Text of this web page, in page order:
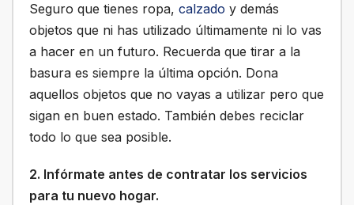
Seguro que tienes ropa, calzado y demás
objetos que ni has utilizado últimamente ni lo vas
a hacer en un futuro. Recuerda que tirar a la
basura es siempre la última opción. Dona
aquellos objetos que no vayas a utilizar pero que
sigan en buen estado. También debes reciclar
todo lo que sea posible.
2. Infórmate antes de contratar los servicios
para tu nuevo hogar.